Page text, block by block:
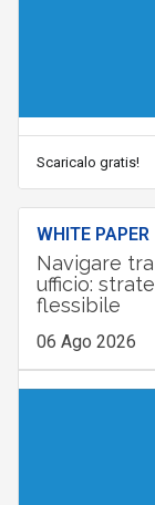
Scaricalo gratis!
WHITE PAPER
Navigare
ufficio:
flessibile
06 Ago 2026